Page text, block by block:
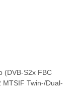
(DVB-S2x FBC
MTSIF Twin-/Dual-